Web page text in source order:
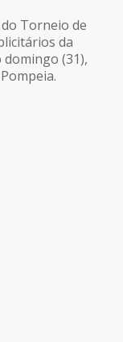
Torneio de
da
domingo (31),